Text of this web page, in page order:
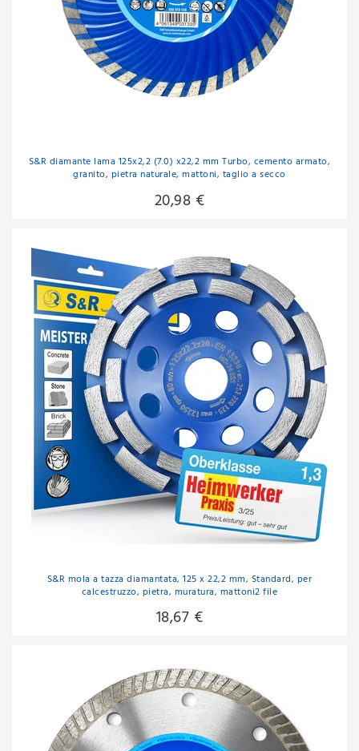
S&R diamante lama 125x2,2 (7.0) x22,2 mm Turbo, cemento armato,
granito, pietra naturale, mattoni, taglio a secco
20,98 €
S&R mola a tazza diamantata, 125 x 22,2 mm, Standard, per
calcestruzzo, pietra, muratura, mattoni2 file
18,67 €